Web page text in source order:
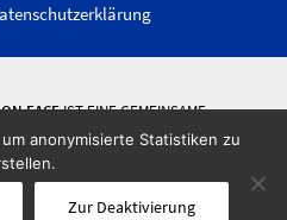
FACEIST EINE GEMEINSAME
DER ALBERT-LUDWIGS-UNIVERSITÄT
HOCHSCHULE FREIBURG UND DER
MUSIK FREIBURG.
anonymisierte Statistiken zu
Zur Deaktivierung